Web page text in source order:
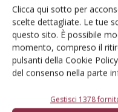
Clicca qui sotto per
scelte dettagliate. Le tue
questo sito. È possibile
momento, compreso il
pulsanti della Cookie
del consenso nella parte
Gestisci 1378
tolleranti di quelle
specie di actinidia e il
Cina (il Whuan Botanical
collezione di
possibile, un giorno,
appartenente alla specie